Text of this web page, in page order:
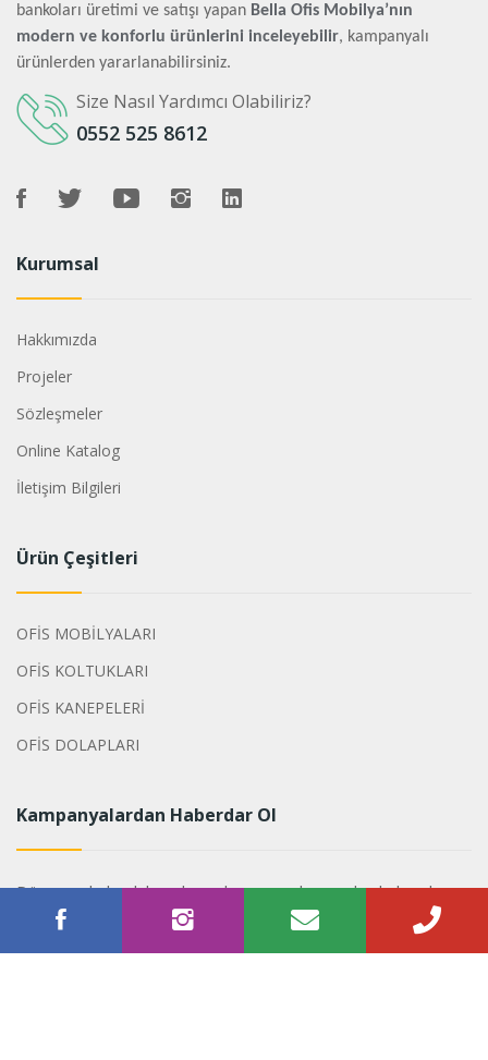
bankoları üretimi ve satışı yapan Bella Ofis Mobilya’nın
modern ve konforlu ürünlerini inceleyebilir, kampanyalı
ürünlerden yararlanabilirsiniz.
Size Nasıl Yardımcı Olabiliriz?
0552 525 8612
Kurumsal
Hakkımızda
Projeler
Sözleşmeler
Online Katalog
İletişim Bilgileri
Ürün Çeşitleri
OFİS MOBİLYALARI
OFİS KOLTUKLARI
OFİS KANEPELERİ
OFİS DOLAPLARI
Kampanyalardan Haberdar Ol
Dönemsel olarak hazırlanan kampanyalarımızdan haberdar
olabilirsiniz.